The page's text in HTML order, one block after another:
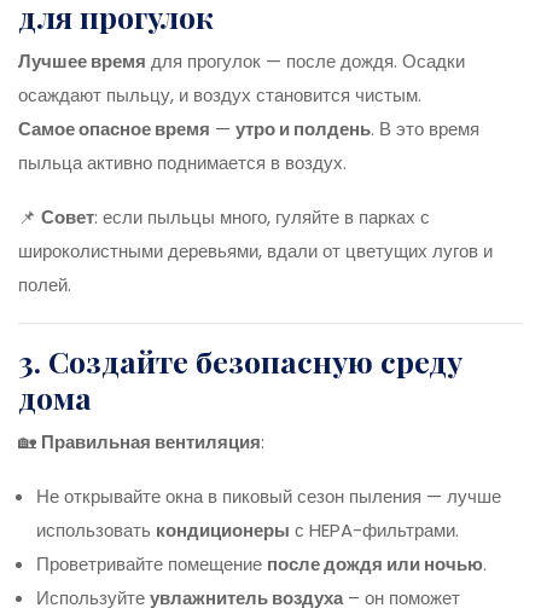
для прогулок
Лучшее время для прогулок — после дождя. Осадки
осаждают пыльцу, и воздух становится чистым.
Самое опасное время — утро и полдень. В это время
пыльца активно поднимается в воздух.
📌 Совет: если пыльцы много, гуляйте в парках с
широколистными деревьями, вдали от цветущих лугов и
полей.
3. Создайте безопасную среду
дома
🏡 Правильная вентиляция:
Не открывайте окна в пиковый сезон пыления — лучше
использовать кондиционеры с HEPA-фильтрами.
Проветривайте помещение после дождя или ночью.
Используйтеувлажнитель воздуха– он поможет